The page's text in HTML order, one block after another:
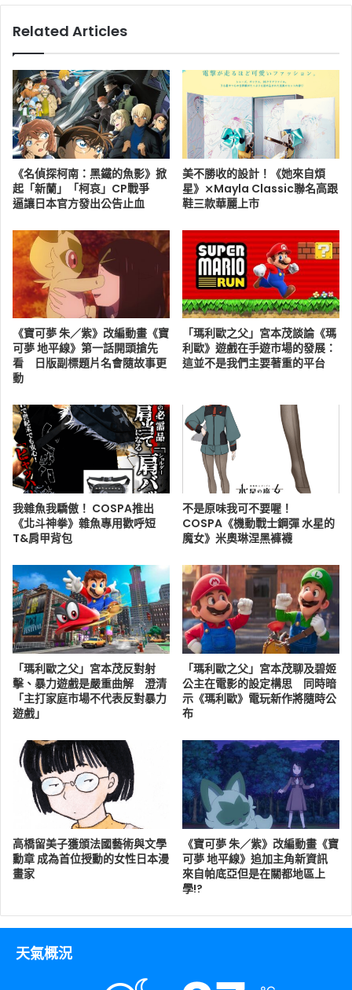
Related Articles
《名偵探柯南：黑鐵的魚影》掀
起「新蘭」「柯哀」CP戰爭
逼讓日本官方發出公告止血
美不勝收的設計！《她來自煩
星》⨯Mayla Classic聯名高跟
鞋三款華麗上市
《寶可夢 朱／紫》改編動畫《寶
可夢 地平線》第一話開頭搶先
看 日版副標題片名會隨故事更
動
「瑪利歐之父」宮本茂談論《瑪
利歐》遊戲在手遊市場的發展：
這並不是我們主要著重的平台
我雜魚我驕傲！ COSPA推出
《北斗神拳》雜魚專用歡呼短
T&肩甲背包
不是原味我可不要喔！
COSPA《機動戰士鋼彈 水星的
魔女》米奧琳涅黑褲襪
「瑪利歐之父」宮本茂反對射
擊、暴力遊戲是嚴重曲解 澄清
「主打家庭市場不代表反對暴力
遊戲」
「瑪利歐之父」宮本茂聊及碧姬
公主在電影的設定構思 同時暗
示《瑪利歐》電玩新作將隨時公
布
高橋留美子獲頒法國藝術與文學
勳章 成為首位授勳的女性日本漫
畫家
《寶可夢 朱／紫》改編動畫《寶
可夢 地平線》追加主角新資訊
來自帕底亞但是在關都地區上
學!?
天氣概況